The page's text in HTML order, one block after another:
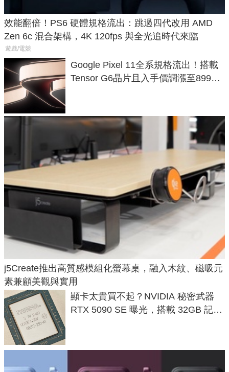
效能翻倍！PS6 硬體規格流出：跳過四代改用 AMD
Zen 6c 混合架構，4K 120fps 與全光追時代來臨
遊戲/電競
Google Pixel 11全系規格流出！搭載
Tensor G6晶片且入手價調漲至899美
j5Create推出高質感模組化螢幕桌，融入木紋、磁吸元
素兼顧美觀與實用
顯卡太貴買不起？NVIDIA 秘密武器
RTX 5090 SE 曝光，搭載 32GB 記憶